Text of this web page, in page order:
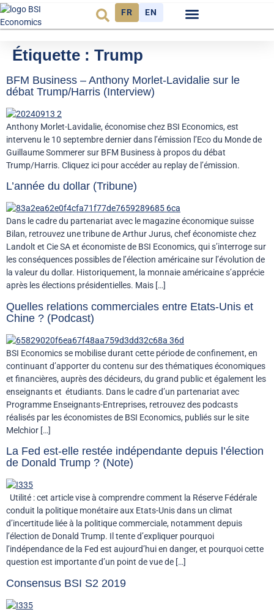
FR EN
Étiquette : Trump
BFM Business – Anthony Morlet-Lavidalie sur le
débat Trump/Harris (Interview)
Anthony Morlet-Lavidalie, économise chez BSI Economics, est
intervenu le 10 septembre dernier dans l’émission l’Eco du Monde de
Guillaume Sommerer sur BFM Business à propos du débat
Trump/Harris. Cliquez ici pour accéder au replay de l’émission.
L’année du dollar (Tribune)
Dans le cadre du partenariat avec le magazine économique suisse
Bilan, retrouvez une tribune de Arthur Jurus, chef économiste chez
Landolt et Cie SA et économiste de BSI Economics, qui s’interroge sur
les conséquences possibles de l’élection américaine sur l’évolution de
la valeur du dollar. Historiquement, la monnaie américaine s’apprécie
après les élections présidentielles. Mais […]
Quelles relations commerciales entre Etats-Unis et
Chine ? (Podcast)
BSI Economics se mobilise durant cette période de confinement, en
continuant d’apporter du contenu sur des thématiques économiques
et financières, auprès des décideurs, du grand public et également les
enseignants et étudiants. Dans le cadre d’un partenariat avec
Programme Enseignants-Entreprises, retrouvez des podcasts
réalisés par les économistes de BSI Economics, publiés sur le site
Melchior […]
La Fed est-elle restée indépendante depuis l’élection
de Donald Trump ? (Note)
Utilité : cet article vise à comprendre comment la Réserve Fédérale
conduit la politique monétaire aux Etats-Unis dans un climat
d’incertitude liée à la politique commerciale, notamment depuis
l’élection de Donald Trump. Il tente d’expliquer pourquoi
l’indépendance de la Fed est aujourd’hui en danger, et pourquoi cette
question est importante d’un point de vue de […]
Consensus BSI S2 2019